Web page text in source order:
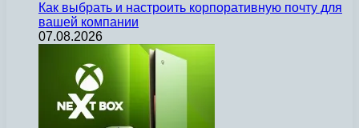
Как выбрать и настроить корпоративную почту для
вашей компании
07.08.2026